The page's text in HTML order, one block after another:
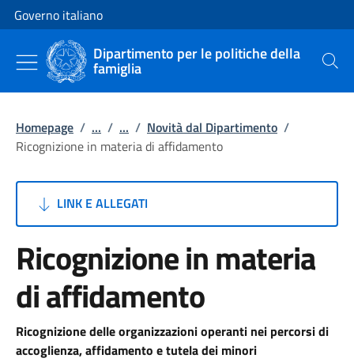
Vai al contenuto
Vai alla navigazione del sito
Governo italiano
Dipartimento per le politiche della
famiglia Cerca
Homepage / ... / ... / Novità dal Dipartimento /
Ricognizione in materia di affidamento
LINK E ALLEGATI
Ricognizione in materia
di affidamento
Ricognizione delle organizzazioni operanti nei percorsi di
accoglienza, affidamento e tutela dei minori